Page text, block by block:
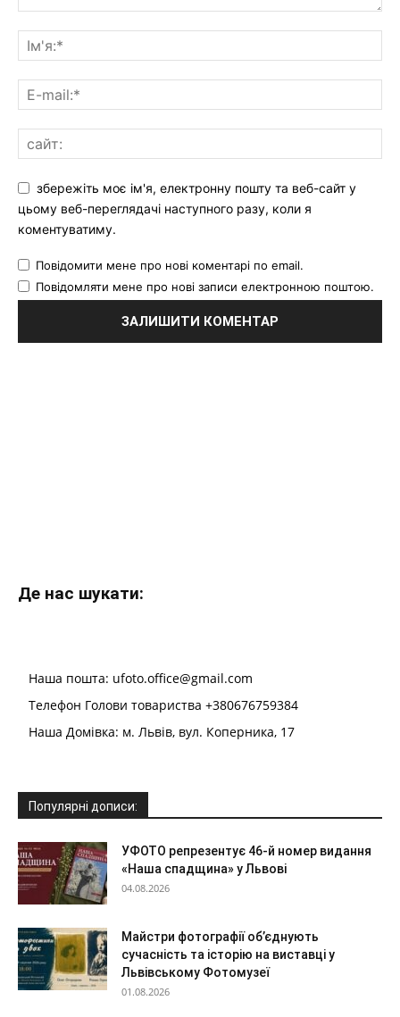
збережіть моє ім'я, електронну пошту та веб-сайт у
цьому веб-переглядачі наступного разу, коли я
коментуватиму.
Повідомити мене про нові коментарі по email.
Повідомляти мене про нові записи електронною поштою.
Де нас шукати:
Наша пошта: ufoto.office@gmail.com
Телефон Голови товариства +380676759384
Наша Домівка: м. Львів, вул. Коперника, 17
Популярні дописи:
УФОТО репрезентує 46-й номер видання
«Наша спадщина» у Львові
04.08.2026
Майстри фотографії об’єднують
сучасність та історію на виставці у
Львівському Фотомузеї
01.08.2026